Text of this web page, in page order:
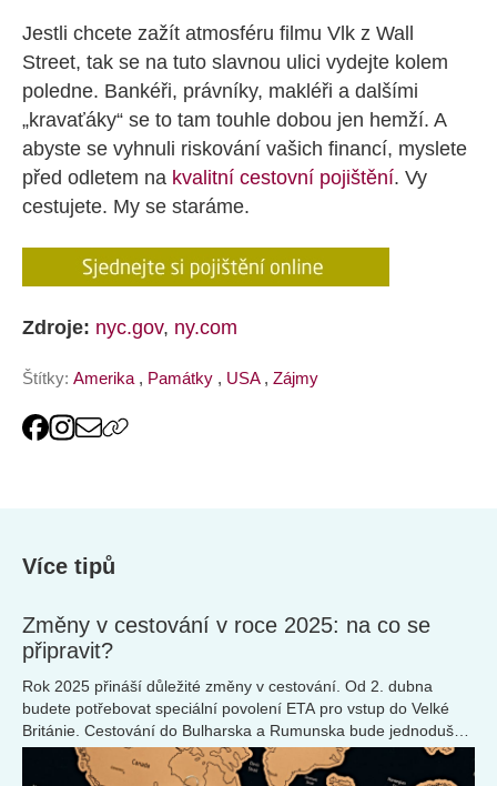
Jestli chcete zažít atmosféru filmu Vlk z Wall
Street, tak se na tuto slavnou ulici vydejte kolem
poledne. Bankéři, právníky, makléři a dalšími
„kravaťáky“ se to tam touhle dobou jen hemží. A
abyste se vyhnuli riskování vašich financí, myslete
před odletem na kvalitní cestovní pojištění. Vy
cestujete. My se staráme.
Zdroje: nyc.gov, ny.com
Štítky: Amerika , Památky , USA , Zájmy
Více tipů
Změny v cestování v roce 2025: na co se
připravit?
Rok 2025 přináší důležité změny v cestování. Od 2. dubna
budete potřebovat speciální povolení ETA pro vstup do Velké
Británie. Cestování do Bulharska a Rumunska bude jednodušší
díky jejich vstupu do Schengenského prostoru. Některé
turistické destinace zvyšují poplatky. Přečtěte si, na co se